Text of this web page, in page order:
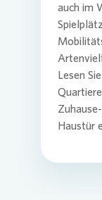
auch im
Lesen
Haustür